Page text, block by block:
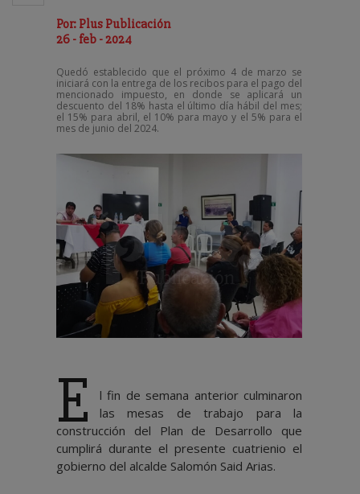
Por: Plus Publicación
26 - feb - 2024
Quedó establecido que el próximo 4 de marzo se
iniciará con la entrega de los recibos para el pago del
mencionado impuesto, en donde se aplicará un
descuento del 18% hasta el último día hábil del mes;
el 15% para abril, el 10% para mayo y el 5% para el
mes de junio del 2024.
E
l fin de semana anterior culminaron
las mesas de trabajo para la
construcción del Plan de Desarrollo que
cumplirá durante el presente cuatrienio el
gobierno del alcalde Salomón Said Arias.